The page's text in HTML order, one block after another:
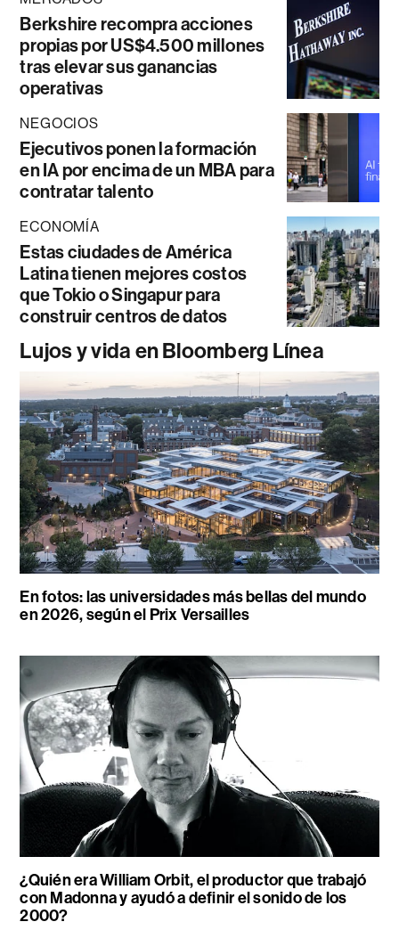
Berkshire recompra acciones
propias por US$4.500 millones
tras elevar sus ganancias
operativas
NEGOCIOS
Ejecutivos ponen la formación
en IA por encima de un MBA para
contratar talento
ECONOMÍA
Estas ciudades de América
Latina tienen mejores costos
que Tokio o Singapur para
construir centros de datos
Lujos y vida en Bloomberg Línea
En fotos: las universidades más bellas del mundo
en 2026, según el Prix Versailles
¿Quién era William Orbit, el productor que trabajó
con Madonna y ayudó a definir el sonido de los
2000?